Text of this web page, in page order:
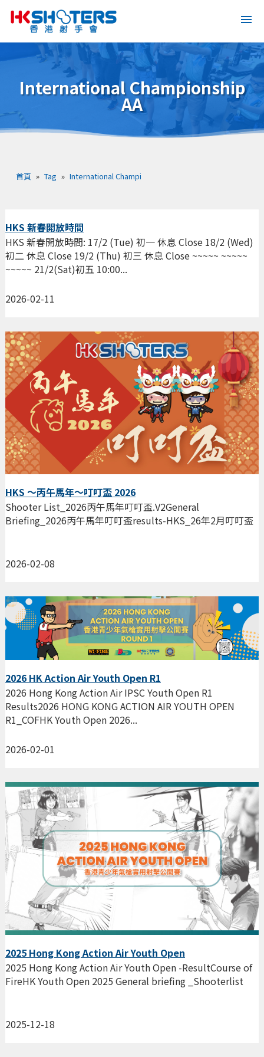
International Championship
AA
首頁 » Tag » International Champi
HKS 新春開放時間
2026-02-11
HKS 新春開放時間: 17/2 (Tue) 初一 休息 Close 18/2 (Wed)
初二 休息 Close 19/2 (Thu) 初三 休息 Close ~~~~~ ~~~~~
~~~~~ 21/2(Sat)初五 10:00...
HKS ～丙午馬年～叮叮盃 2026
2026-02-08
Shooter List_2026丙午馬年叮叮盃.V2General
Briefing_2026丙午馬年叮叮盃results-HKS_26年2月叮叮盃
2026 HK Action Air Youth Open R1
2026-02-01
2026 Hong Kong Action Air IPSC Youth Open R1
Results2026 HONG KONG ACTION AIR YOUTH OPEN
R1_COFHK Youth Open 2026...
2025 Hong Kong Action Air Youth Open
2025-12-18
2025 Hong Kong Action Air Youth Open -ResultCourse of
FireHK Youth Open 2025 General briefing _Shooterlist